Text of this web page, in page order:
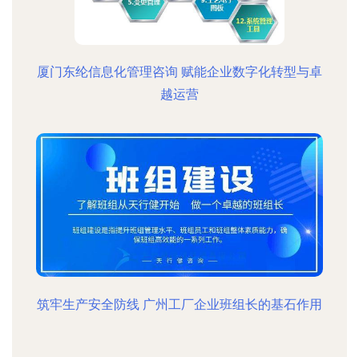
厦门东纶信息化管理咨询 赋能企业数字化转型与卓
越运营
筑牢生产安全防线 广州工厂企业班组长的基石作用